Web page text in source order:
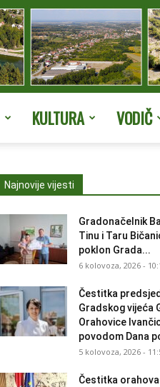
KULTURA VODIČ
Najnovije vijesti
Gradonačelnik
Tinu i Taru
poklon Grada...
6 kolovoza, 2026 -
Čestitka
Gradskog vijeća
Orahovice
povodom Dana
5 kolovoza, 2026 -
Čestitka